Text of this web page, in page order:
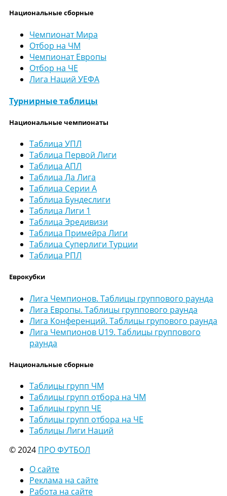
Национальные сборные
Чемпионат Мира
Отбор на ЧМ
Чемпионат Европы
Отбор на ЧЕ
Лига Наций УЕФА
Турнирные таблицы
Национальные чемпионаты
Таблица УПЛ
Таблица Первой Лиги
Таблица АПЛ
Таблица Ла Лига
Таблица Серии А
Таблица Бундеслиги
Таблица Лиги 1
Таблица Эредивизи
Таблица Примейра Лиги
Таблица Суперлиги Турции
Таблица РПЛ
Еврокубки
Лига Чемпионов. Таблицы группового раунда
Лига Европы. Таблицы группового раунда
Лига Конференций. Таблицы групового раунда
Лига Чемпионов U19. Таблицы группового
раунда
Национальные сборные
Таблицы групп ЧМ
Таблицы групп отбора на ЧМ
Таблицы групп ЧЕ
Таблицы групп отбора на ЧЕ
Таблицы Лиги Наций
© 2024 ПРО ФУТБОЛ
О сайте
Реклама на сайте
Работа на сайте